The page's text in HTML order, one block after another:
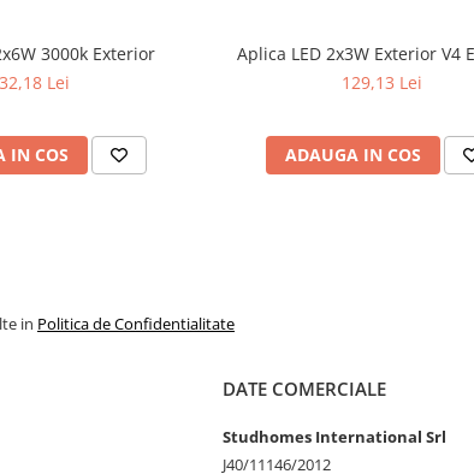
3000k Exterior
Lei
IN COS
Aplica LED 2x3W Exterior V4
129,13 Lei
ADAUGA IN COS
in Politica de Confidentialitate
DATE COMERCIALE
Studhomes International Srl
J40/11146/2012